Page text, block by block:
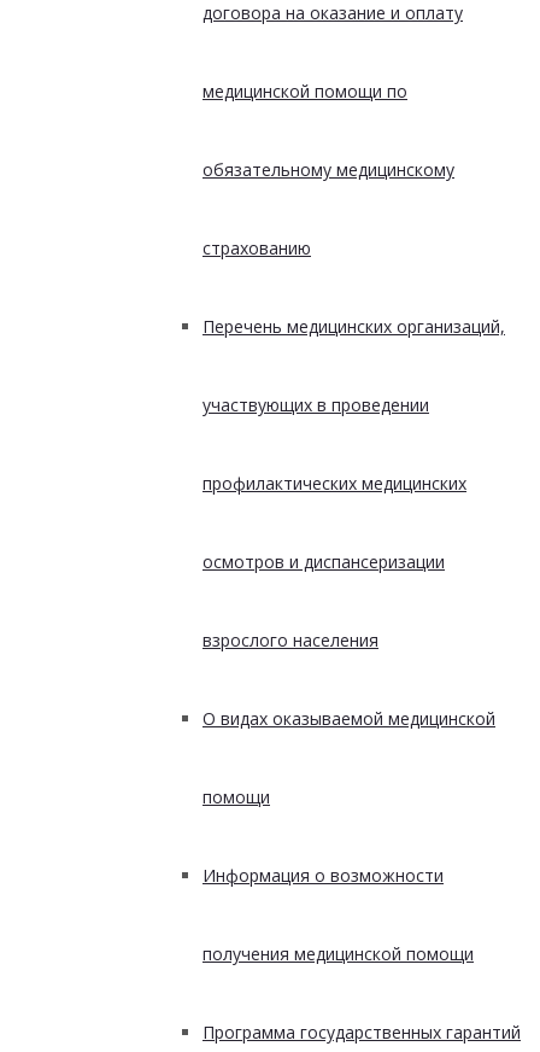
договора на оказание и оплату
медицинской помощи по
обязательному медицинскому
страхованию
Перечень медицинских организаций,
участвующих в проведении
профилактических медицинских
осмотров и диспансеризации
взрослого населения
О видах оказываемой медицинской
помощи
Информация о возможности
получения медицинской помощи
Программа государственных гарантий